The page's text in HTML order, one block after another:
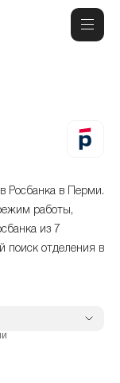
Росбанка в Перми.
работы,
из 7
поиск отделения в